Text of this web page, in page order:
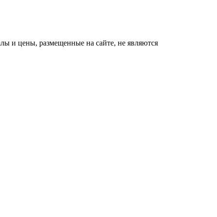
и цены, размещенные на сайте, не являются